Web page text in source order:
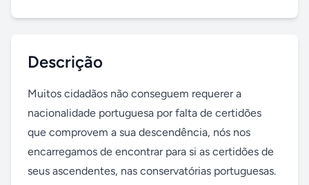
Descrição
Muitos cidadãos não conseguem requerer a
nacionalidade portuguesa por falta de certidões
que comprovem a sua descendência, nós nos
encarregamos de encontrar para si as certidões de
seus ascendentes, nas conservatórias portuguesas.